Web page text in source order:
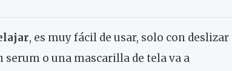
, es muy fácil de usar, solo con deslizar
o una mascarilla de tela va a